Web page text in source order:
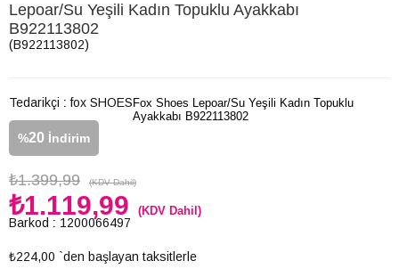
Lepoar/Su Yeşili Kadın Topuklu Ayakkabı
B922113802
(B922113802)
Tedarikçi : fox SHOES
%20 İndirim
₺1.399,99 (KDV Dahil)
₺1.119,99 (KDV Dahil)
Barkod : 1200066497
₺224,00 `den başlayan taksitlerle
Fox Shoes Lepoar/Su Yeşili Kadın Topuklu
Ayakkabı B922113802